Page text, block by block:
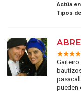
Actúa
Tipos
pueden